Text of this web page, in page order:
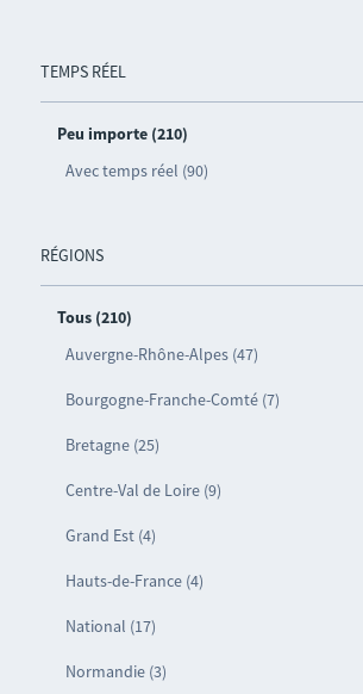
TEMPS RÉEL
Peu importe (210)
Avec temps réel (90)
RÉGIONS
Tous (210)
Auvergne-Rhône-Alpes (47)
Bourgogne-Franche-Comté (7)
Bretagne (25)
Centre-Val de Loire (9)
Grand Est (4)
Hauts-de-France (4)
National (17)
Normandie (3)